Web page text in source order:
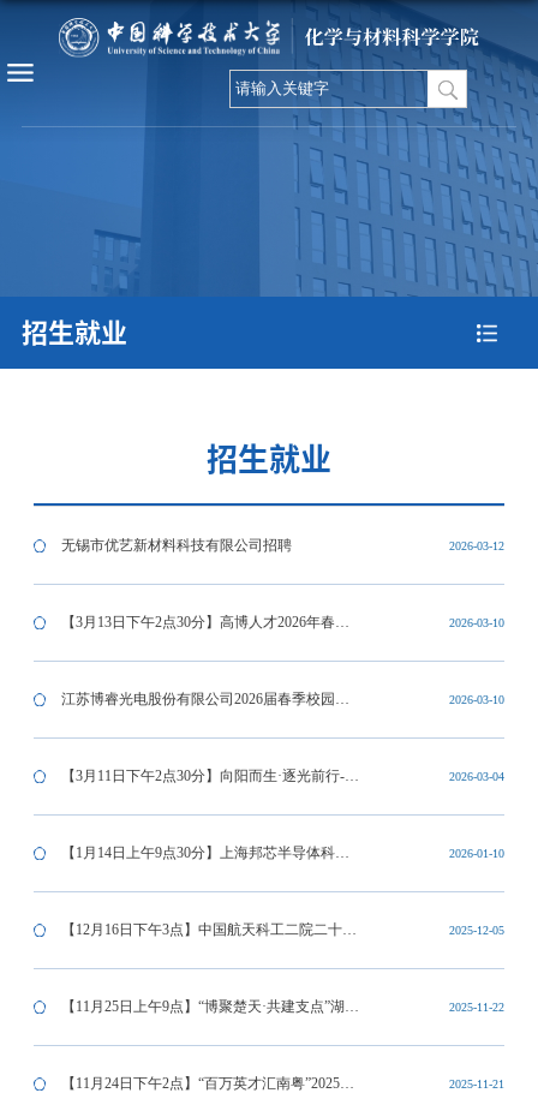
招生就业
招生就业
无锡市优艺新材料科技有限公司招聘 2026-03-12
【3月13日下午2点30分】高博人才2026年春
季“新质引擎 智领未来”双选会（博士、博士后
专场 52家单位）
2026-03-10
江苏博睿光电股份有限公司2026届春季校园招
聘
2026-03-10
【3月11日下午2点30分】向阳而生·逐光前行-东
阳光集团宣讲会
2026-03-04
【1月14日上午9点30分】上海邦芯半导体科技
有限公司招聘会
2026-01-10
【12月16日下午3点】中国航天科工二院二十五
所-2026届校园招聘宣讲会
2025-12-05
【11月25日上午9点】“博聚楚天·共建支点”湖北
省招硕引博暨全国重点高校2025年秋季硕士、
2025-11-22
【11月24日下午2点】“百万英才汇南粤”2025年 2025-11-21